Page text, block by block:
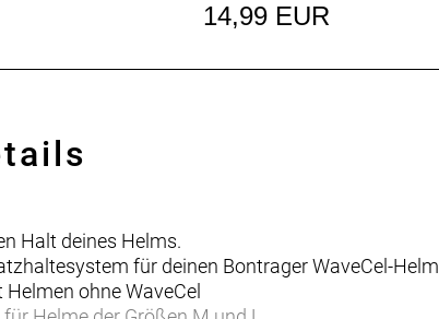
14,99 EUR
Halt deines Helms.
für deinen Bontrager WaveCel-Helm
ohne WaveCel